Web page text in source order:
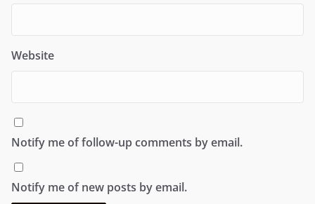
Website
Notify me of follow-up comments by email.
Notify me of new posts by email.